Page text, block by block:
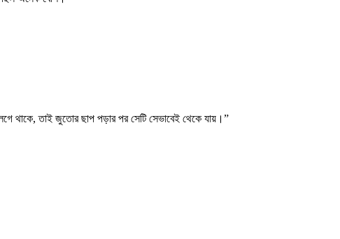
থাকে, তাই জুতোর ছাপ পড়ার পর সেটি সেভাবেই থেকে যায়।”